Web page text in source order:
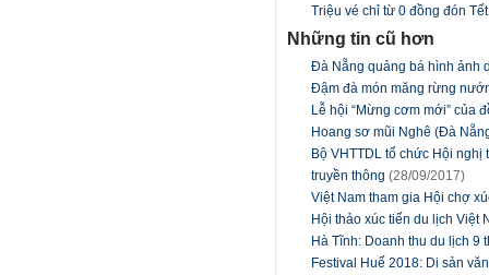
Triệu vé chỉ từ 0 đồng đón
Những tin cũ hơn
Đà Nẵng quảng bá hình ảnh
Đậm đà món măng rừng
Lễ hội “Mừng cơm mới” của
Hoang sơ mũi Nghê (Đà
Bộ VHTTDL tổ chức Hội
truyền thông (28/09/2017)
Việt Nam tham gia Hội chợ
Hội thảo xúc tiến du lịch Việt
Hà Tĩnh: Doanh thu du lịch
Festival Huế 2018: Di sản